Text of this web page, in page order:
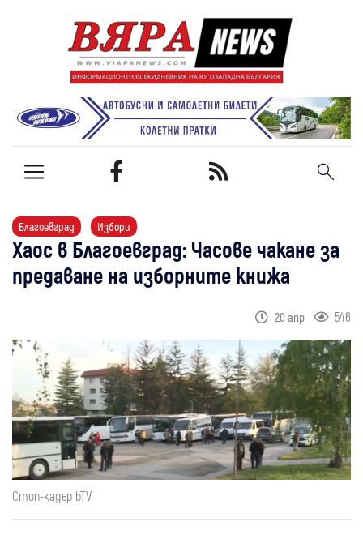
Благоевград Избори
Хаос в Благоевград: Часове чакане за
предаване на изборните книжа
20 апр 546
Стоп-кадър bTV